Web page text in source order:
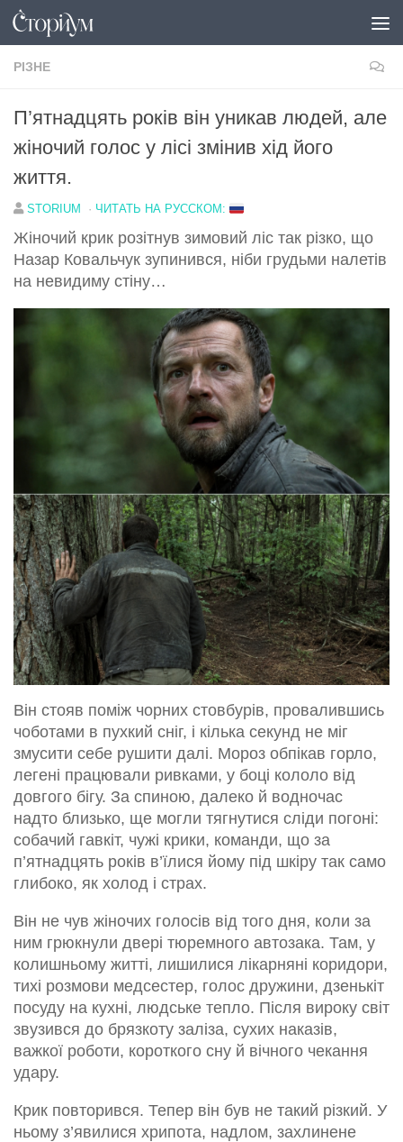
Перейти до вмісту
РІЗНЕ
П’ятнадцять років він уникав людей, але
жіночий голос у лісі змінив хід його
життя.
STORIUM · ЧИТАТЬ НА РУССКОМ:
Жіночий крик розітнув зимовий ліс так різко, що
Назар Ковальчук зупинився, ніби грудьми налетів
на невидиму стіну…
Він стояв поміж чорних стовбурів, провалившись
чоботами в пухкий сніг, і кілька секунд не міг
змусити себе рушити далі. Мороз обпікав горло,
легені працювали ривками, у боці кололо від
довгого бігу. За спиною, далеко й водночас
надто близько, ще могли тягнутися сліди погоні:
собачий гавкіт, чужі крики, команди, що за
п’ятнадцять років в’їлися йому під шкіру так само
глибоко, як холод і страх.
Він не чув жіночих голосів від того дня, коли за
ним грюкнули двері тюремного автозака. Там, у
колишньому житті, лишилися лікарняні коридори,
тихі розмови медсестер, голос дружини, дзенькіт
посуду на кухні, людське тепло. Після вироку світ
звузився до брязкоту заліза, сухих наказів,
важкої роботи, короткого сну й вічного чекання
удару.
Крик повторився. Тепер він був не такий різкий. У
ньому з’явилися хрипота, надлом, захлинене